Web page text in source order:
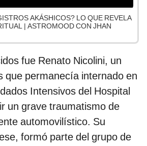
AKÁSHICOS? LO QUE REVELA
| ASTROMOOD CON JHAN
fue Renato Nicolini, un
que permanecía internado en
Intensivos del Hospital
un grave traumatismo de
automovilístico. Su
formó parte del grupo de